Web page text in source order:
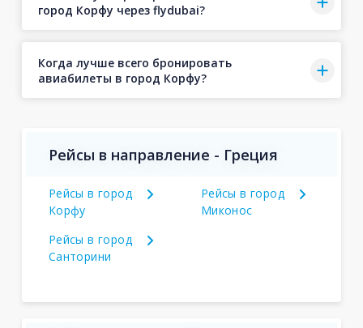
город Корфу через flydubai?
Когда лучше всего бронировать
авиабилеты в город Корфу?
Рейсы в направление - Греция
Рейсы в город
Корфу
Рейсы в город
Миконос
Рейсы в город
Санторини